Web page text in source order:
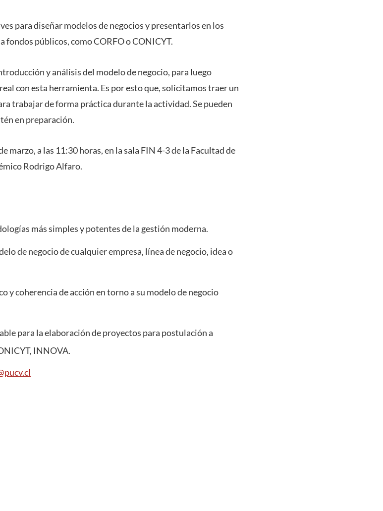
para diseñar modelos de negocios y presentarlos en los
públicos, como CORFO o CONICYT.
y análisis del modelo de negocio, para luego
con esta herramienta. Es por esto que, solicitamos traer un
trabajar de forma práctica durante la actividad. Se pueden
en preparación.
marzo, a las 11:30 horas, en la sala FIN 4-3 de la Facultad de
Rodrigo Alfaro.
más simples y potentes de la gestión moderna.
de negocio de cualquier empresa, línea de negocio, idea o
y coherencia de acción en torno a su modelo de negocio
para la elaboración de proyectos para postulación a
INNOVA.